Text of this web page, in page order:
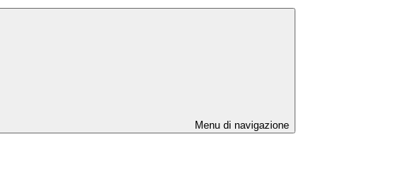
Menu di navigazione